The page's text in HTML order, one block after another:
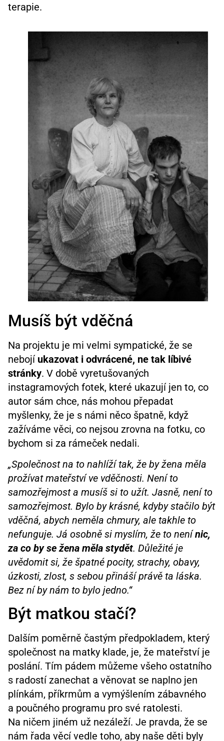
terapie.
Musíš být vděčná
Na projektu je mi velmi sympatické, že se
nebojí ukazovat i odvrácené, ne tak líbivé
stránky. V době vyretušovaných
instagramových fotek, které ukazují jen to, co
autor sám chce, nás mohou přepadat
myšlenky, že je s námi něco špatně, když
zažíváme věci, co nejsou zrovna na fotku, co
bychom si za rámeček nedali.
„Společnost na to nahlíží tak, že by žena měla
prožívat mateřství ve vděčnosti. Není to
samozřejmost a musíš si to užít. Jasně, není to
samozřejmost. Bylo by krásné, kdyby stačilo být
vděčná, abych neměla chmury, ale takhle to
nefunguje. Já osobně si myslím, že to nenínic,
za co by se žena měla stydět. Důležité je
uvědomit si, že špatné pocity, strachy, obavy,
úzkosti, zlost, s sebou přináší právě ta láska.
Bez ní by nám to bylo jedno.“
Být matkou stačí?
Dalším poměrně častým předpokladem, který
společnost na matky klade, je, že mateřství je
poslání. Tím pádem můžeme všeho ostatního
s radostí zanechat a věnovat se naplno jen
plínkám, příkrmům a vymýšlením zábavného
a poučného programu pro své ratolesti.
Na ničem jiném už nezáleží. Je pravda, že se
nám řada věcí vedle toho, aby naše děti byly